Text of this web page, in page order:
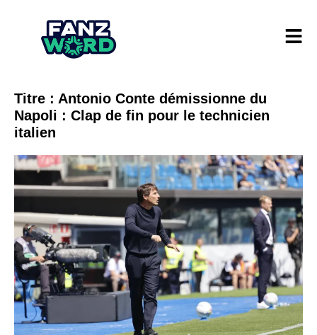
Titre : Antonio Conte démissionne du
Napoli : Clap de fin pour le technicien
italien